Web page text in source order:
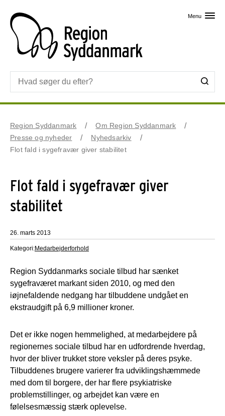
Menu
Region Syddanmark
Om Region Syddanmark
Presse og nyheder
Nyhedsarkiv
Flot fald i sygefravær giver stabilitet
Flot fald i sygefravær giver
stabilitet
26. marts 2013
Kategori:Medarbejderforhold
Region Syddanmarks sociale tilbud har sænket
sygefraværet markant siden 2010, og med den
iøjnefaldende nedgang har tilbuddene undgået en
ekstraudgift på 6,9 millioner kroner.
Det er ikke nogen hemmelighed, at medarbejdere på
regionernes sociale tilbud har en udfordrende hverdag,
hvor der bliver trukket store veksler på deres psyke.
Tilbuddenes brugere varierer fra udviklingshæmmede
med dom til borgere, der har flere psykiatriske
problemstillinger, og arbejdet kan være en
følelsesmæssig stærk oplevelse.